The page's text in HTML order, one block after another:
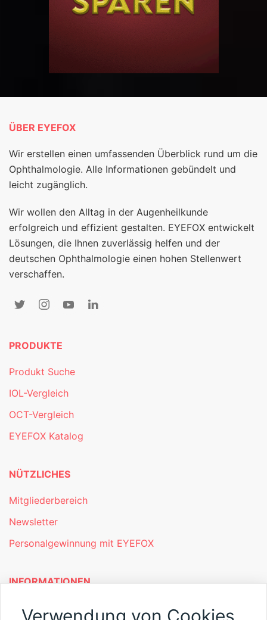
ÜBER EYEFOX
Wir erstellen einen umfassenden Überblick rund um die
Ophthalmologie. Alle Informationen gebündelt und
leicht zugänglich.
Wir wollen den Alltag in der Augenheilkunde
erfolgreich und effizient gestalten. EYEFOX entwickelt
Lösungen, die Ihnen zuverlässig helfen und der
deutschen Ophthalmologie einen hohen Stellenwert
verschaffen.
PRODUKTE
Produkt Suche
IOL-Vergleich
OCT-Vergleich
EYEFOX Katalog
NÜTZLICHES
Mitgliederbereich
Newsletter
Personalgewinnung mit EYEFOX
INFORMATIONEN
Was ist EYEFOX – Ihre Möglichkeiten